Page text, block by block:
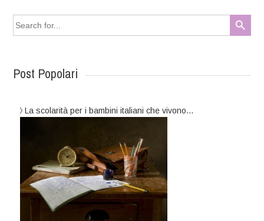
Search
for:
Search Button
Post Popolari
La scolarità per i bambini italiani che vivono…